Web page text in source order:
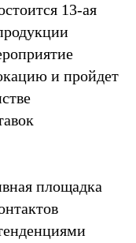
13-ая
и пройдет
площадка